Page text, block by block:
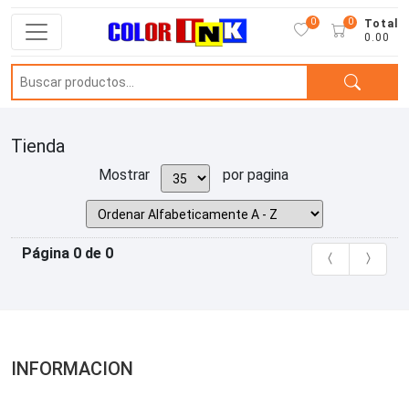
0
Total
0.00
0
Tienda
Mostrar por pagina
Página 0 de 0
INFORMACION